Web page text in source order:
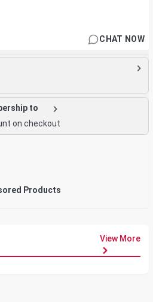
CHAT NOW
to
on checkout
Products
View More